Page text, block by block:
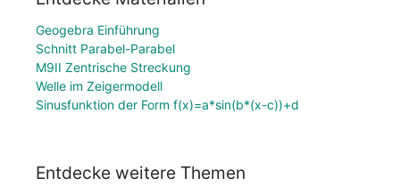
Geogebra Einführung
Schnitt Parabel-Parabel
M9II Zentrische Streckung
Welle im Zeigermodell
Sinusfunktion der Form f(x)=a*sin(b*(x-c))+d
Entdecke weitere Themen